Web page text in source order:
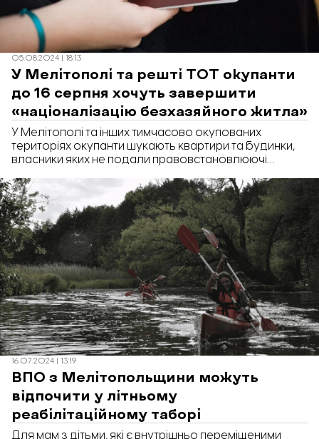
05.08.2024 | 18:13
У Мелітополі та решті ТОТ окупанти
до 16 серпня хочуть завершити
«націоналізацію безхазяйного житла»
У Мелітополі та інших тимчасово окупованих
територіях окупанти шукають квартири та будинки,
власники яких не подали правовстановлюючі
завершити «націоналізацію безхазяйного житла».
16.07.2024 | 13:19
ВПО з Мелітопольщини можуть
відпочити у літньому
реабілітаційному таборі
Для мам з дітьми, які є внутрішньо переміщеними